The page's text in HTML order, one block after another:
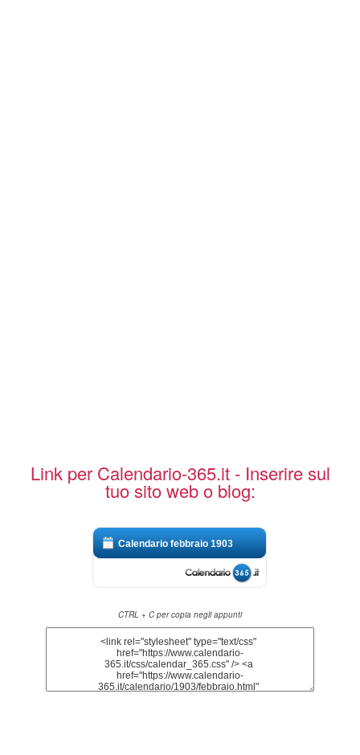
Link per Calendario-365.it - Inserire sul
tuo sito web o blog:
Calendario febbraio 1903
CTRL + C per copia negli appunti